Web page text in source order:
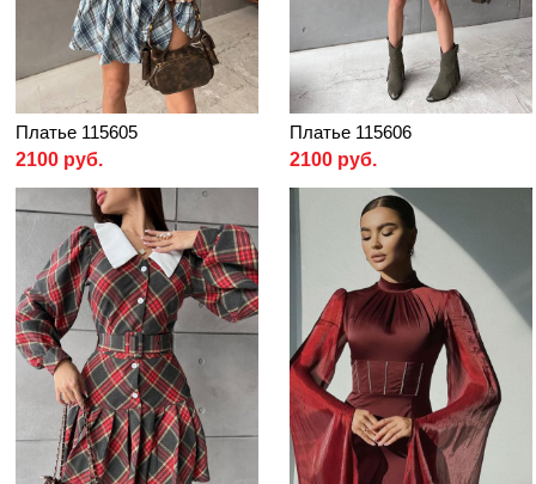
Платье 115605
2100 руб.
Платье 115606
2100 руб.